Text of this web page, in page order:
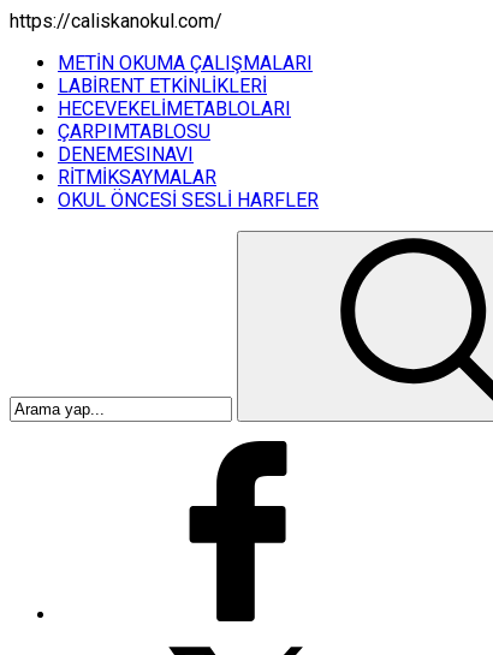
https://caliskanokul.com/
METİN OKUMA ÇALIŞMALARI
LABİRENT ETKİNLİKLERİ
HECEVEKELİMETABLOLARI
ÇARPIMTABLOSU
DENEMESINAVI
RİTMİKSAYMALAR
OKUL ÖNCESİ SESLİ HARFLER